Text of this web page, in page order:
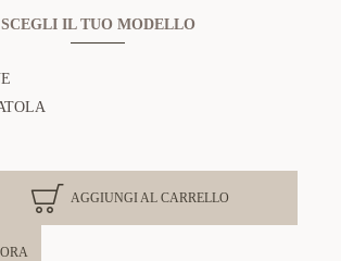
SCEGLI IL TUO MODELLO
AGGIUNGI AL CARRELLO